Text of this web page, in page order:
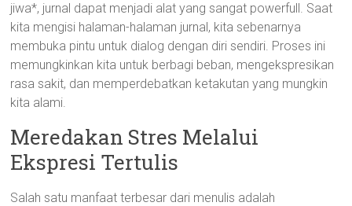
jiwa*, jurnal dapat menjadi alat yang sangat powerfull. Saat
kita mengisi halaman-halaman jurnal, kita sebenarnya
membuka pintu untuk dialog dengan diri sendiri. Proses ini
memungkinkan kita untuk berbagi beban, mengekspresikan
rasa sakit, dan memperdebatkan ketakutan yang mungkin
kita alami.
Meredakan Stres Melalui
Ekspresi Tertulis
Salah satu manfaat terbesar dari menulis adalah